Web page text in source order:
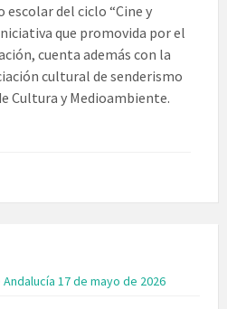
del ciclo “Cine y
que promovida por el
cuenta además con la
cultural de senderismo
Cultura y Medioambiente.
17 de mayo de 2026